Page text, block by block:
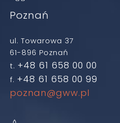
Poznań
ul. Towarowa 37
61-896 Poznań
t. +48 61 658 00 00
f. +48 61 658 00 99
poznan@gww.pl